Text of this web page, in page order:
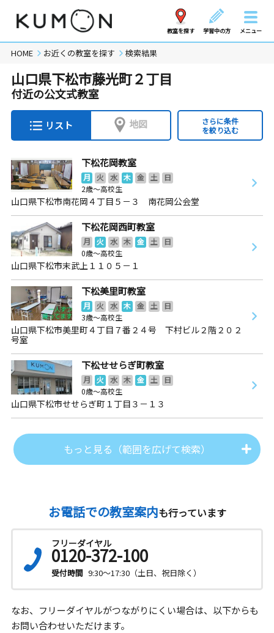
教室を探す 学習中の方 メニュー
HOME お近くの教室を探す 検索結果
山口県下松市藤光町２丁目
付近の公文式教室
リスト 地図
さらに条件
を絞り込む
下松花岡教室
月 火 水 木 金 土
日
2歳～高校生
山口県下松市南花岡４丁目５－３ 南花岡公会堂
下松花岡西町教室
月 火 水 木 金 土
日
0歳～高校生
山口県下松市末武上１１０５－１
下松美里町教室
月 火 水 木 金 土
日
3歳～高校生
山口県下松市美里町４丁目７番２４号 下村ビル２階２０２
号室
下松せせらぎ町教室
月 火 水 木 金 土
日
0歳～高校生
山口県下松市せせらぎ町１丁目３－１３
もっと見る（範囲を広げて検索）
お電話での教室案内も行っています
フリーダイヤル
0120-372-100
受付時間 9:30～17:30（土日、祝日除く）
なお、フリーダイヤルがつながりにくい場合は、以下からも
お問い合わせいただけます。